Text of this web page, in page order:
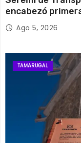
encabezó
retiro de cables
Ago 5, 2026
TAMARUGAL